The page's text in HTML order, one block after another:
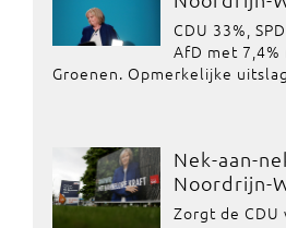
CDU 33%,
AfD met
Groenen. Opmerkelijke
Nek-aan-
Noordrijn-
Zorgt de